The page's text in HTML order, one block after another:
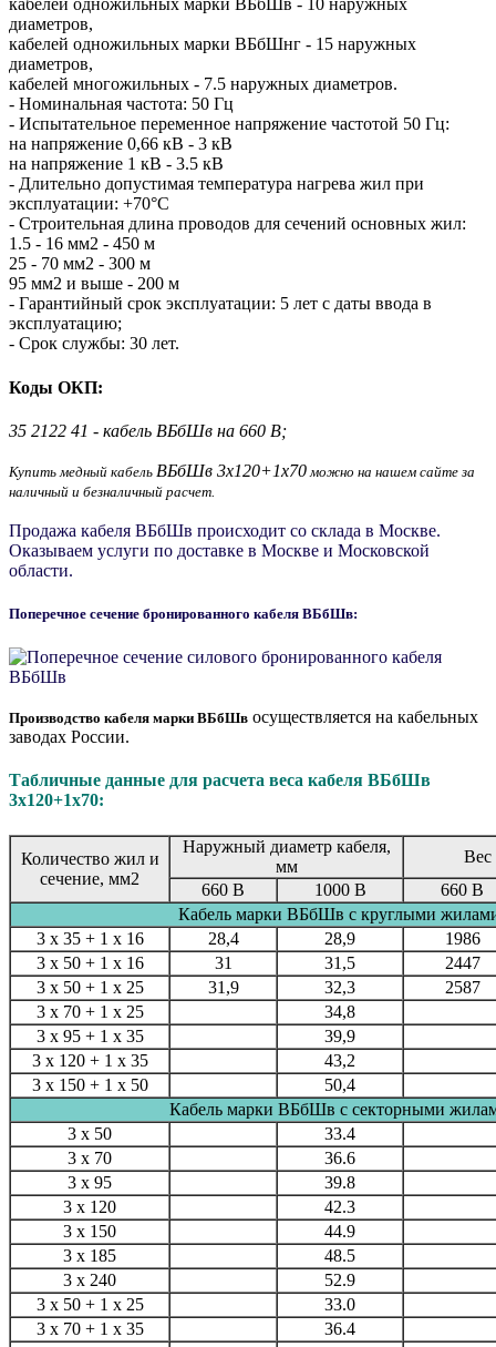
кабелей одножильных марки ВБбШв - 10 наружных
диаметров,
кабелей одножильных марки ВБбШнг - 15 наружных
диаметров,
кабелей многожильных - 7.5 наружных диаметров.
- Номинальная частота: 50 Гц
- Испытательное переменное напряжение частотой 50 Гц:
на напряжение 0,66 кВ - 3 кВ
на напряжение 1 кВ - 3.5 кВ
- Длительно допустимая температура нагрева жил при
эксплуатации: +70°С
- Строительная длина проводов для сечений основных жил:
1.5 - 16 мм2 - 450 м
25 - 70 мм2 - 300 м
95 мм2 и выше - 200 м
- Гарантийный срок эксплуатации: 5 лет с даты ввода в
эксплуатацию;
- Срок службы: 30 лет.
Коды ОКП:
35 2122 41 - кабель ВБбШв на 660 В;
Купить медный кабель ВБбШв 3х120+1х70 можно на нашем сайте за
наличный и безналичный расчет.
Продажа кабеля ВБбШв происходит со склада в Москве.
Оказываем услуги по доставке в Москве и Московской
области.
Поперечное сечение бронированного кабеля ВБбШв:
Производство кабеля марки ВБбШв осуществляется на кабельных
заводах России.
Табличные данные для расчета веса кабеля ВБбШв
3х120+1х70:
Количество жил и
сечение, мм2
Наружный диаметр кабеля,
мм
Вес
660 В
1000 В
660 В
Кабель марки ВБбШв с круглыми
3 x 35 + 1 x 16
28,4 28,9
1986
3 x 50 + 1 x 16
31 31,5
2447
3 x 50 + 1 x 25
31,9 32,3
2587
3 х 70 + 1 х 25
34,8
3 х 95 + 1 х 35
39,9
3 х 120 + 1 х 35
43,2
3 х 150 + 1 x 50
50,4
Кабель марки ВБбШв с секторными
3 х 50
33.4
3 х 70
36.6
3 х 95
39.8
3 х 120
42.3
3 х 150
44.9
3 х 185
48.5
3 х 240
52.9
3 х 50 + 1 x 25
33.0
3 х 70 + 1 x 35
36.4